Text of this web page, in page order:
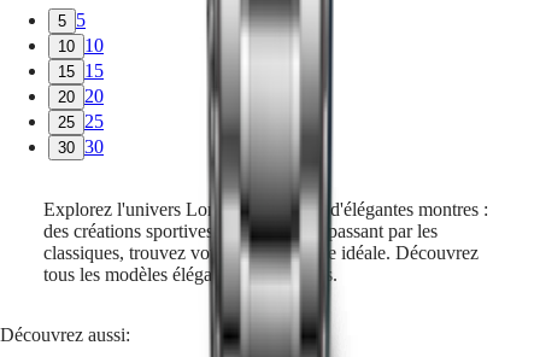
5 5
10 10
15 15
20 20
25 25
30 30
Explorez l'univers Longines à travers d'élégantes montres :
des créations sportives à l'aviation en passant par les
classiques, trouvez votre montre suisse idéale. Découvrez
tous les modèles élégants de Longines.
Découvrez aussi: